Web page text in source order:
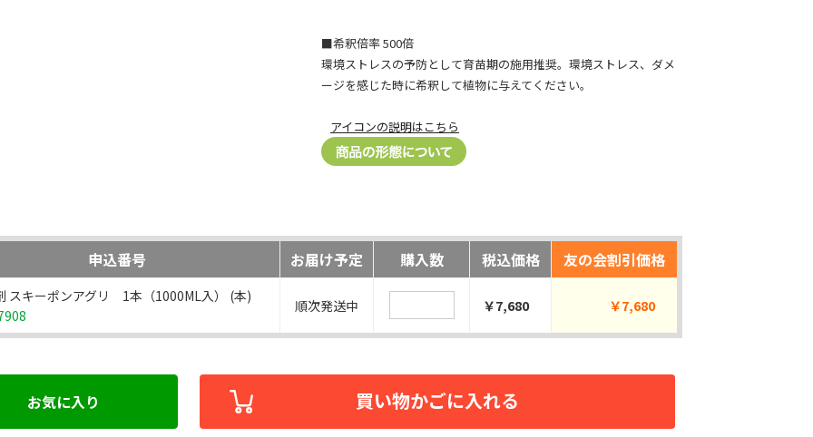
■希釈倍率 500倍
環境ストレスの予防として育苗期の施用推奨。環境ストレス、ダメ
ージを感じた時に希釈して植物に与えてください。
アイコンの説明はこちら
申込番号 お届け予定 購入数 税込価格 友の会割引価格
スキーポンアグリ 1本（1000ML入） (本)
順次発送中 ￥7,680 ￥7,680
お気に入り 買い物かごに入れる